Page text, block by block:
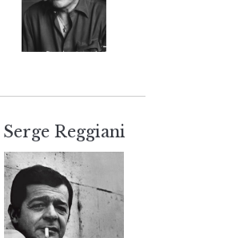
Serge Reggiani